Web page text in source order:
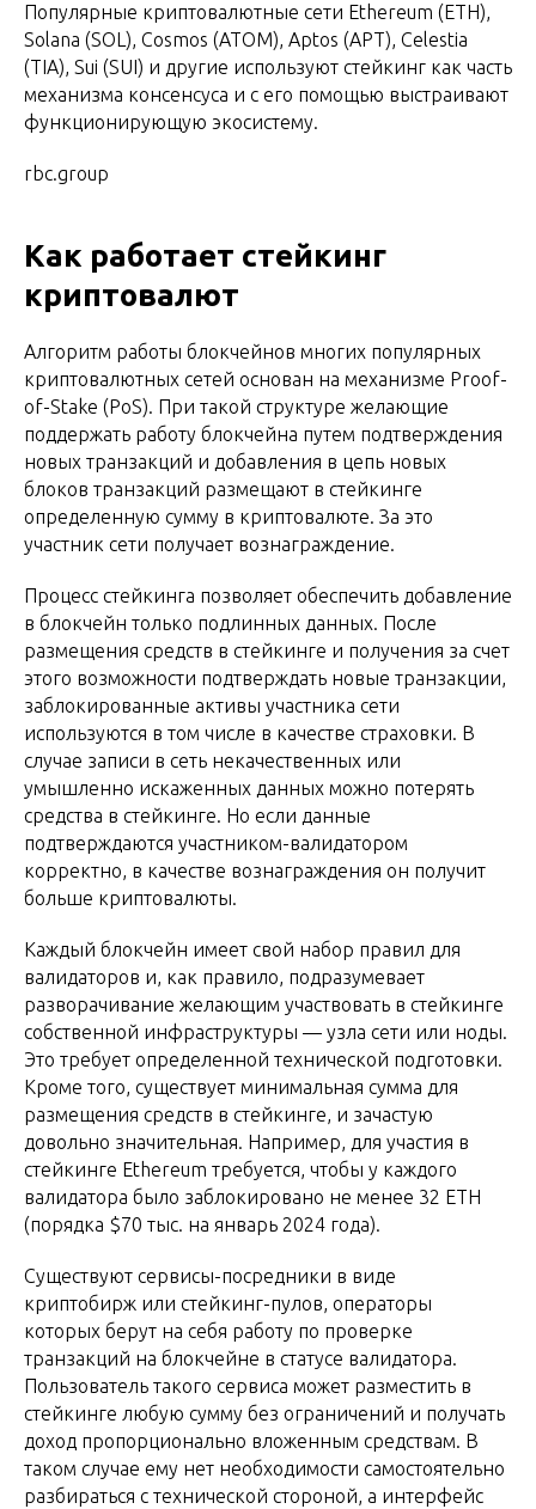
Популярные криптовалютные сети Ethereum (ETH),
Solana (SOL), Cosmos (ATOM), Aptos (APT), Celestia
(TIA), Sui (SUI) и другие используют стейкинг как часть
механизма консенсуса и с его помощью выстраивают
функционирующую экосистему.
rbc.group
Как работает стейкинг
криптовалют
Алгоритм работы блокчейнов многих популярных
криптовалютных сетей основан на механизме Proof-
of-Stake (PoS). При такой структуре желающие
поддержать работу блокчейна путем подтверждения
новых транзакций и добавления в цепь новых
блоков транзакций размещают в стейкинге
определенную сумму в криптовалюте. За это
участник сети получает вознаграждение.
Процесс стейкинга позволяет обеспечить добавление
в блокчейн только подлинных данных. После
размещения средств в стейкинге и получения за счет
этого возможности подтверждать новые транзакции,
заблокированные активы участника сети
используются в том числе в качестве страховки. В
случае записи в сеть некачественных или
умышленно искаженных данных можно потерять
средства в стейкинге. Но если данные
подтверждаются участником-валидатором
корректно, в качестве вознаграждения он получит
больше криптовалюты.
Каждый блокчейн имеет свой набор правил для
валидаторов и, как правило, подразумевает
разворачивание желающим участвовать в стейкинге
собственной инфраструктуры — узла сети или ноды.
Это требует определенной технической подготовки.
Кроме того, существует минимальная сумма для
размещения средств в стейкинге, и зачастую
довольно значительная. Например, для участия в
стейкинге Ethereum требуется, чтобы у каждого
валидатора было заблокировано не менее 32 ETH
(порядка $70 тыс. на январь 2024 года).
Существуют сервисы-посредники в виде
криптобирж или стейкинг-пулов, операторы
которых берут на себя работу по проверке
транзакций на блокчейне в статусе валидатора.
Пользователь такого сервиса может разместить в
стейкинге любую сумму без ограничений и получать
доход пропорционально вложенным средствам. В
таком случае ему нет необходимости самостоятельно
разбираться с технической стороной, а интерфейс